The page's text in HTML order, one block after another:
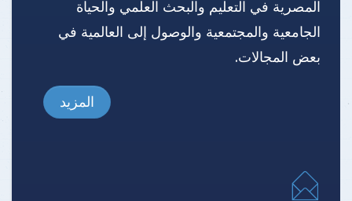
المصرية في التعليم والبحث العلمي والحياة
الجامعية والمجتمعية والوصول إلى العالمية في
بعض المجالات.
المزيد